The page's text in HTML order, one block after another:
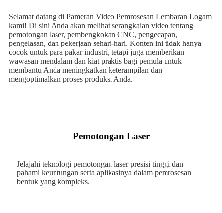
Selamat datang di Pameran Video Pemrosesan Lembaran Logam
kami! Di sini Anda akan melihat serangkaian video tentang
pemotongan laser, pembengkokan CNC, pengecapan,
pengelasan, dan pekerjaan sehari-hari. Konten ini tidak hanya
cocok untuk para pakar industri, tetapi juga memberikan
wawasan mendalam dan kiat praktis bagi pemula untuk
membantu Anda meningkatkan keterampilan dan
mengoptimalkan proses produksi Anda.
Pemotongan Laser
Jelajahi teknologi pemotongan laser presisi tinggi dan
pahami keuntungan serta aplikasinya dalam pemrosesan
bentuk yang kompleks.